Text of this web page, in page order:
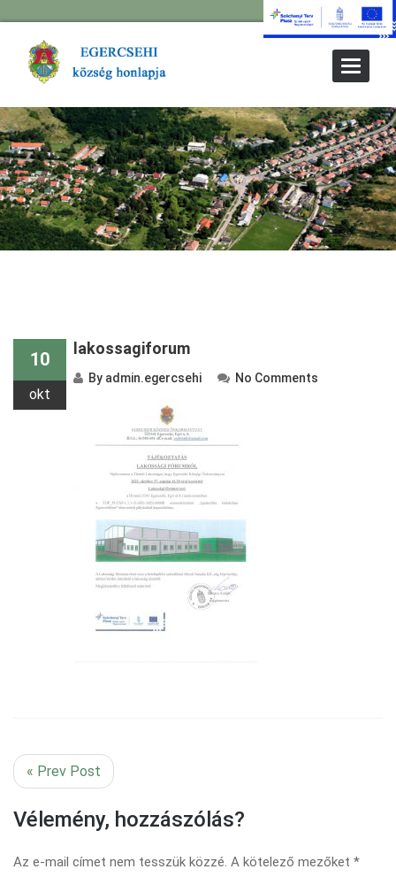
Toggle
10
okt
lakossagiforum
By admin.egercsehi No Comments
« Prev Post
Vélemény, hozzászólás?
Az e-mail címet nem tesszük közzé. A kötelező mezőket *